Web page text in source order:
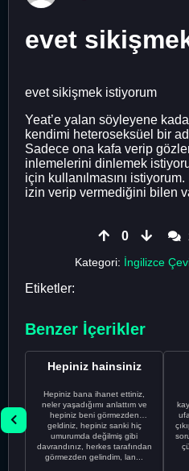
evet
evet sikişmek istiyorum
Yeat’e yalan söyleyene
kendimi heteroseksüel bir
Sadece ona kafa verip
inlemelerini dinlemek
için kullanılmasını
izin verip vermediğini bilen
0
Kategori: İngilizce
Etiketler:
Benzer İçerikler
Hepiniz hainsiniz
Hepiniz bana ihanet ettiniz,
neler yaşadığımı anlattım ve
hepiniz beni görmezden
geldiniz, hepiniz sanki hiç
umurumda değilmiş gibi
davrandınız, herkes tarafından
görmezden gelindim, lan...